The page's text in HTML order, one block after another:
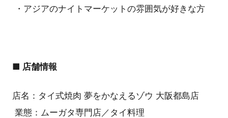
・アジアのナイトマーケットの雰囲気が好きな方
■ 店舗情報
店名：タイ式焼肉 夢をかなえるゾウ 大阪都島店
業態：ムーガタ専門店／タイ料理